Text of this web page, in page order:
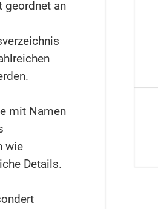
geordnet an
mit Namen
wie
Details.